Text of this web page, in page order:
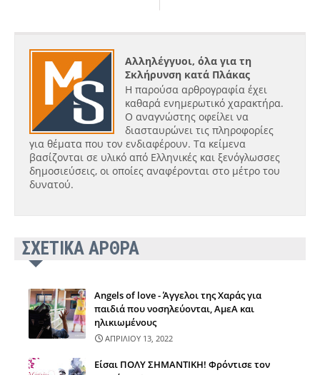
Αλληλέγγυοι, όλα για τη
Σκλήρυνση κατά Πλάκας
Η παρούσα αρθρογραφία έχει
καθαρά ενημερωτικό χαρακτήρα.
Ο αναγνώστης οφείλει να
διασταυρώνει τις πληροφορίες
για θέματα που τον ενδιαφέρουν. Τα κείμενα
βασίζονται σε υλικό από Ελληνικές και ξενόγλωσσες
δημοσιεύσεις, οι οποίες αναφέρονται στο μέτρο του
δυνατού.
ΣΧΕΤΙΚΑ ΑΡΘΡΑ
Angels of love - Άγγελοι της Χαράς για
παιδιά που νοσηλεύονται, ΑμεΑ και
ηλικιωμένους
ΑΠΡΙΛΙΟΥ 13, 2022
Είσαι ΠΟΛΥ ΣΗΜΑΝΤΙΚΗ! Φρόντισε τον